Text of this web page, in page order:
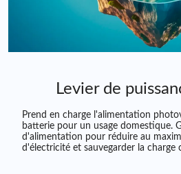
Levier de
Prend en charge l'alimentation
batterie pour un usage domestique.
d'alimentation pour réduire au
d'électricité et sauvegarder la charge